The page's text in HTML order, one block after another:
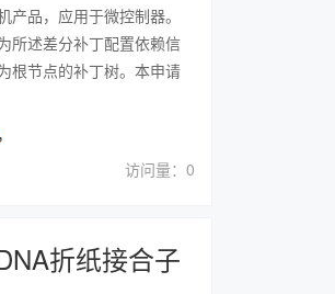
品，应用于微控制器。
所述差分补丁配置依赖信
根节点的补丁树。本申请
，
访问量：0
折纸接合子